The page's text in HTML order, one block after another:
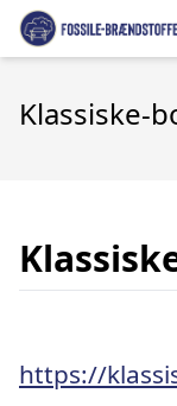
Klassiske-
https://